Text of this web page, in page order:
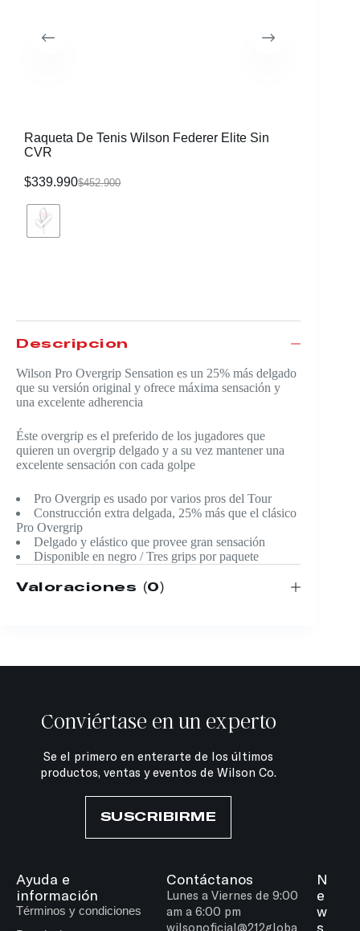
Raqueta De Tenis Wilson Federer Elite Sin
CVR
$452.900
$339.990
Descripción
Wilson Pro Overgrip Sensation es un 25% más delgado
que su versión original y ofrece máxima sensación y
una excelente adherencia
Éste overgrip es el preferido de los jugadores que
quieren un overgrip delgado y a su vez mantener una
excelente sensación con cada golpe
Pro Overgrip es usado por varios pros del Tour
Construcción extra delgada, 25% más que el clásico
Pro Overgrip
Delgado y elástico que provee gran sensación
Disponible en negro / Tres grips por paquete
Valoraciones (0)
Conviértase en un experto
Se el primero en enterarte de los últimos
productos, ventas y eventos de Wilson Co.
SUSCRIBIRME
Ayuda e
información
Términos y condiciones
Contáctanos
Lunes a Viernes de 9:00
am a 6:00 pm
wilsonoficial@212globa
N
e
w
s